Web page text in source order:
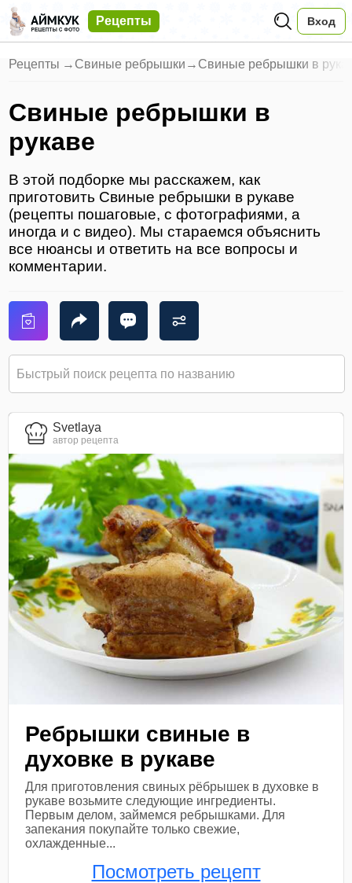
Рецепты Вход
Рецепты → Свиные ребрышки → Свиные ребрышки в
Свиные ребрышки в
рукаве
В этой подборке мы расскажем, как
приготовить Свиные ребрышки в рукаве
(рецепты пошаговые, с фотографиями, а
иногда и с видео). Мы стараемся объяснить
все нюансы и ответить на все вопросы и
комментарии.
Svetlaya
автор рецепта
Ребрышки свиные в
духовке в рукаве
Для приготовления свиных рёбрышек в духовке в
рукаве возьмите следующие ингредиенты.
Первым делом, займемся ребрышками. Для
запекания покупайте только свежие,
охлажденные...
Посмотреть рецепт